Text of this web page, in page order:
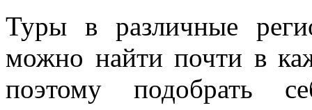
Туры в различные
можно найти почти в
поэтому подобрать